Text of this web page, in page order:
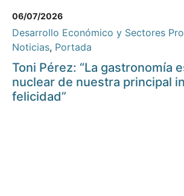
06/07/2026
Desarrollo Económico y Sectores
Noticias, Portada
Toni Pérez: “La gastronomía
nuclear de nuestra principal
felicidad”